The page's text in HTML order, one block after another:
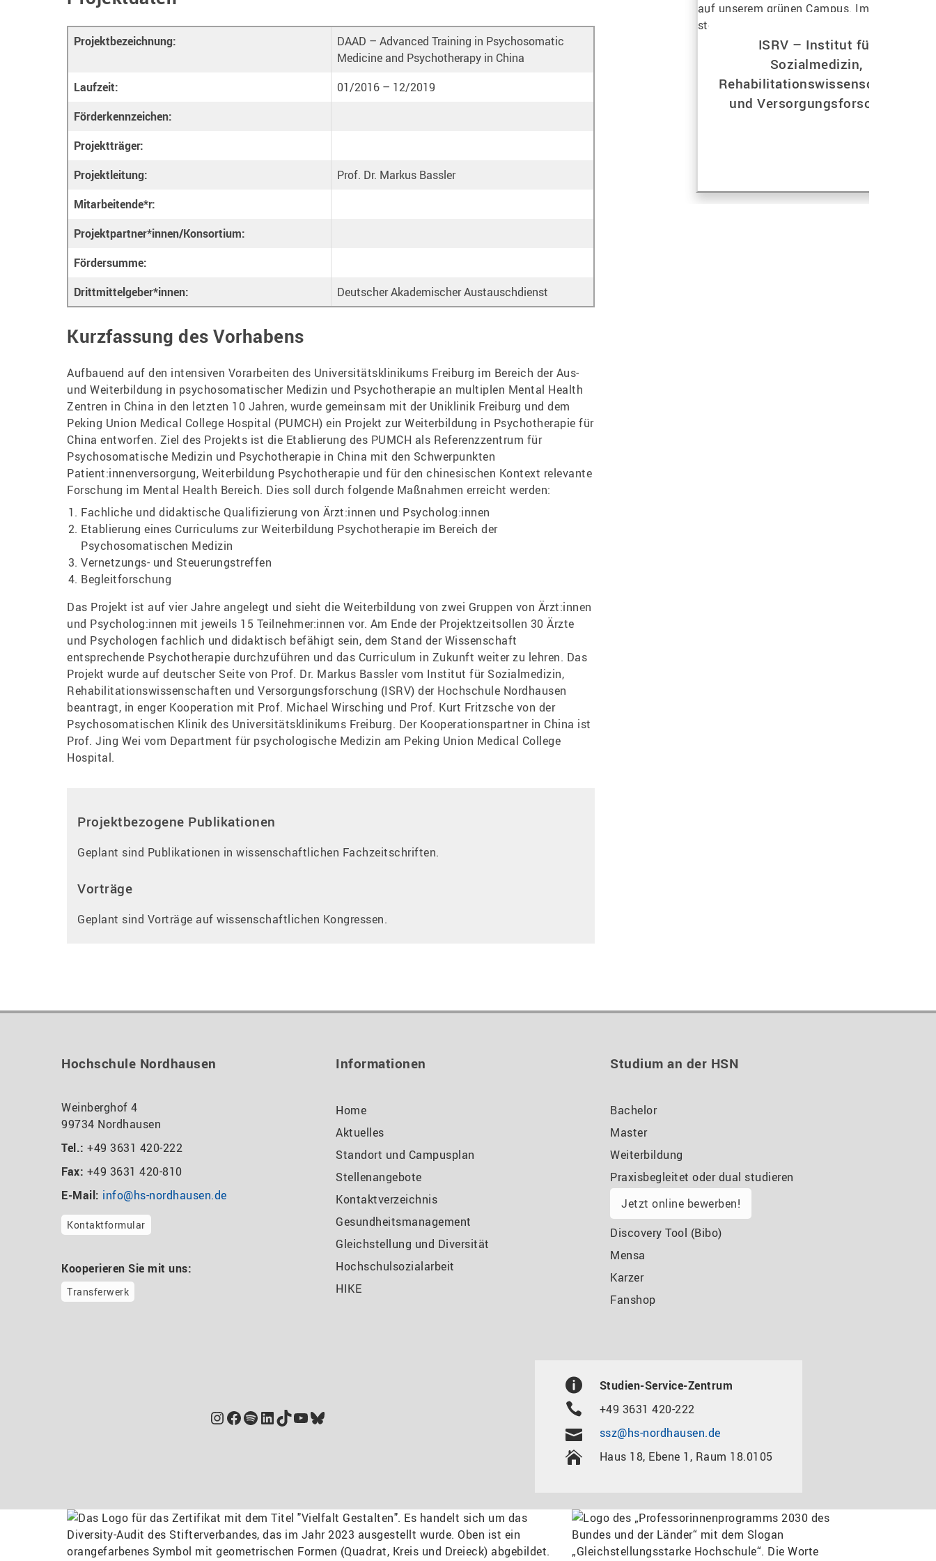
Projektbezeichnung:
DAAD – Advanced Training in Psychosomatic
Medicine and Psychotherapy in China
Laufzeit:
01/2016 – 12/2019
Förderkennzeichen:
Projektträger:
Projektleitung:
Prof. Dr. Markus Bassler
Mitarbeitende*r:
Projektpartner*innen/Konsortium:
Fördersumme:
Drittmittelgeber*innen:
Deutscher Akademischer Austauschdienst
Kurzfassung des Vorhabens
Aufbauend auf den intensiven Vorarbeiten des Universitätsklinikums Freiburg im Bereich der Aus-
und Weiterbildung in psychosomatischer Medizin und Psychotherapie an multiplen Mental Health
Zentren in China in den letzten 10 Jahren, wurde gemeinsam mit der Uniklinik Freiburg und dem
Peking Union Medical College Hospital (PUMCH) ein Projekt zur Weiterbildung in Psychotherapie für
China entworfen. Ziel des Projekts ist die Etablierung des PUMCH als Referenzzentrum für
Psychosomatische Medizin und Psychotherapie in China mit den Schwerpunkten
Patient:innenversorgung, Weiterbildung Psychotherapie und für den chinesischen Kontext relevante
Forschung im Mental Health Bereich. Dies soll durch folgende Maßnahmen erreicht werden:
Fachliche und didaktische Qualifizierung von Ärzt:innen und Psycholog:innen
Etablierung eines Curriculums zur Weiterbildung Psychotherapie im Bereich der
Psychosomatischen Medizin
Vernetzungs- und Steuerungstreffen
Begleitforschung
Das Projekt ist auf vier Jahre angelegt und sieht die Weiterbildung von zwei Gruppen von Ärzt:innen
und Psycholog:innen mit jeweils 15 Teilnehmer:innen vor. Am Ende der Projektzeitsollen 30 Ärzte
und Psychologen fachlich und didaktisch befähigt sein, dem Stand der Wissenschaft
entsprechende Psychotherapie durchzuführen und das Curriculum in Zukunft weiter zu lehren. Das
Projekt wurde auf deutscher Seite von Prof. Dr. Markus Bassler vom Institut für Sozialmedizin,
Rehabilitationswissenschaften und Versorgungsforschung (ISRV) der Hochschule Nordhausen
beantragt, in enger Kooperation mit Prof. Michael Wirsching und Prof. Kurt Fritzsche von der
Psychosomatischen Klinik des Universitätsklinikums Freiburg. Der Kooperationspartner in China ist
Prof. Jing Wei vom Department für psychologische Medizin am Peking Union Medical College
Hospital.
Projektbezogene Publikationen
Geplant sind Publikationen in wissenschaftlichen Fachzeitschriften.
Vorträge
Geplant sind Vorträge auf wissenschaftlichen Kongressen.
ISRV – Institut für
Sozialmedizin,
Rehabilitationswissenschaften
und Versorgungsforschung
Hochschule Nordhausen
Weinberghof 4
99734 Nordhausen
Tel.: +49 3631 420-222
Fax: +49 3631 420-810
E-Mail: info@hs-nordhausen.de
Kontaktformular
Kooperieren Sie mit uns:
Transferwerk
Informationen
Home
Aktuelles
Standort und Campusplan
Stellenangebote
Kontaktverzeichnis
Gesundheitsmanagement
Gleichstellung und Diversität
Hochschulsozialarbeit
HIKE
Studium an der HSN
Bachelor
Master
Weiterbildung
Praxisbegleitet oder dual studieren
Jetzt online bewerben!
Discovery Tool (Bibo)
Mensa
Karzer
Fanshop
Instagram
Facebook
Spotify
LinkedIn
TikTok
YouTube
Bluesky
Studien-Service-Zentrum
+49 3631 420-222
ssz@hs-nordhausen.de
Haus 18, Ebene 1, Raum 18.0105